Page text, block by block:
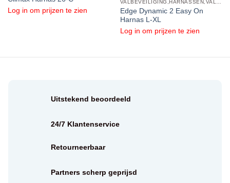
Log in om prijzen te zien
Edge Dynamic 2 Easy On
Harnas L-XL
Log in om prijzen te zien
Uitstekend beoordeeld
24/7 Klantenservice
Retourneerbaar
Partners scherp geprijsd